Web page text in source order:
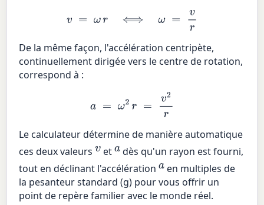
v
r⟺ω r
De la même façon, l'accélération centripète,
continuellement dirigée vers le centre de rotation,
correspond à :
ω2
Le calculateur détermine de manière automatique
ces deux valeursvetadès qu'un rayon est fourni,
tout en déclinant l'accélérationa en multiples de
la pesanteur standard (g) pour vous offrir un
point de repère familier avec le monde réel.